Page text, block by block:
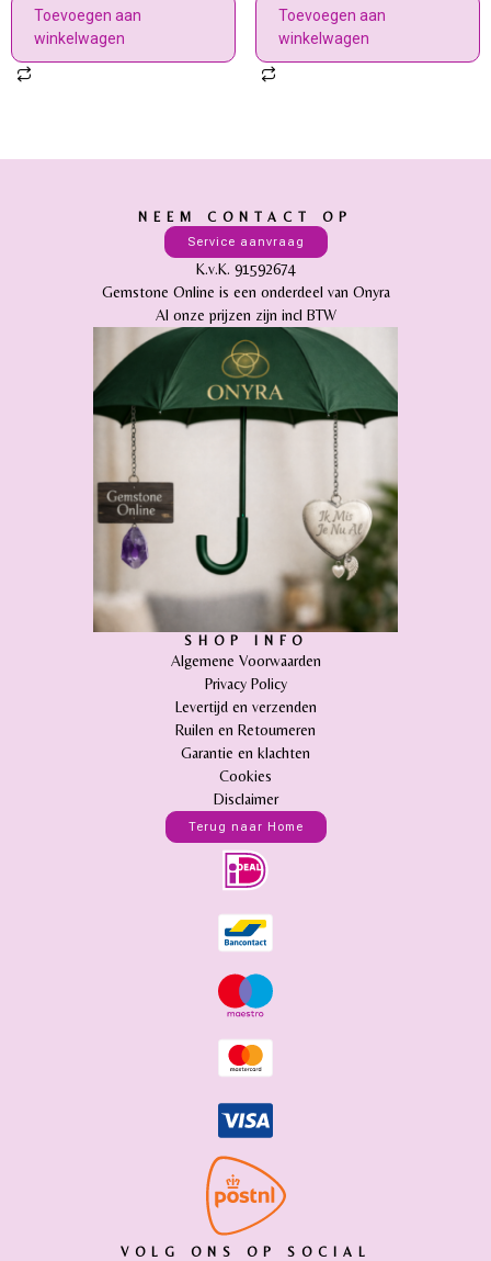
Toevoegen aan
winkelwagen
Toevoegen aan
winkelwagen
NEEM CONTACT OP
Service aanvraag
K.v.K. 91592674
Gemstone Online is een onderdeel van Onyra
Al onze prijzen zijn incl BTW
SHOP INFO
Algemene Voorwaarden
Privacy Policy
Levertijd en verzenden
Ruilen en Retourneren
Garantie en klachten
Cookies
Disclaimer
Terug naar Home
VOLG ONS OP SOCIAL